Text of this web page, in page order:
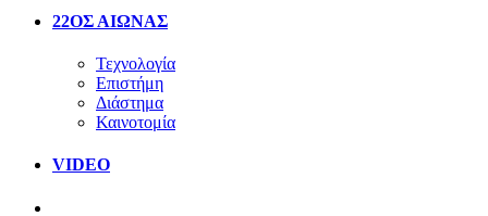
22ΟΣ ΑΙΩΝΑΣ
Τεχνολογία
Επιστήμη
Διάστημα
Καινοτομία
VIDEO